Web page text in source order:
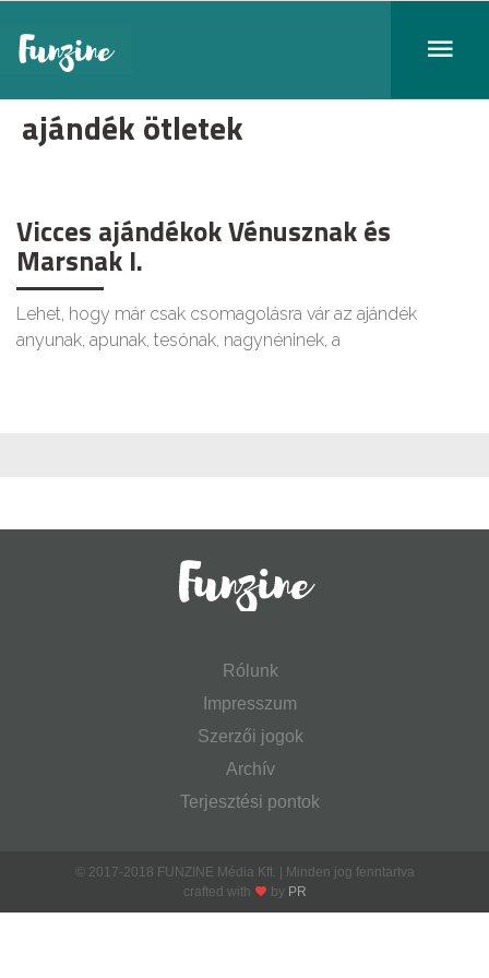
ajándék ötletek
Vicces ajándékok Vénusznak és
Marsnak I.
Lehet, hogy már csak csomagolásra vár az ajándék
anyunak, apunak, tesónak, nagynéninek, a
Rólunk
Impresszum
Szerzői jogok
Archív
Terjesztési pontok
© 2017-2018 FUNZINE Média Kft. | Minden jog fenntartva
crafted with
by PR